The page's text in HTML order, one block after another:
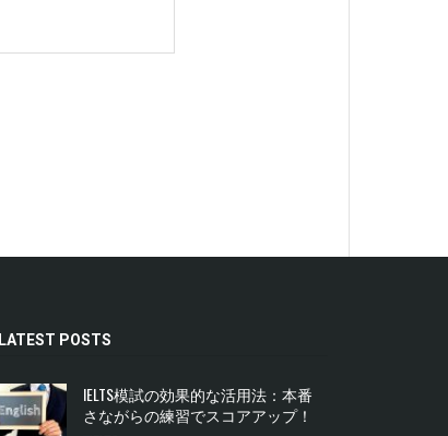
LATEST POSTS
IELTS模試の効果的な活用法：本番
さながらの練習でスコアアップ！